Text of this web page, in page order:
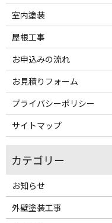
室内塗装
屋根工事
お申込みの流れ
お見積りフォーム
プライバシーポリシー
サイトマップ
お知らせ
外壁塗装工事